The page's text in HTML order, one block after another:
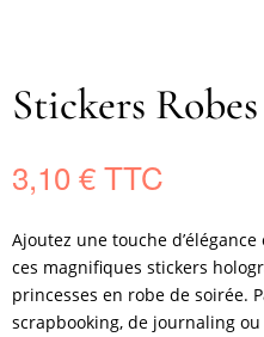
Stickers
3,10€
Ajoutez une touche
ces magnifiques stickers
princesses en robe de soirée.
scrapbooking, de journaling